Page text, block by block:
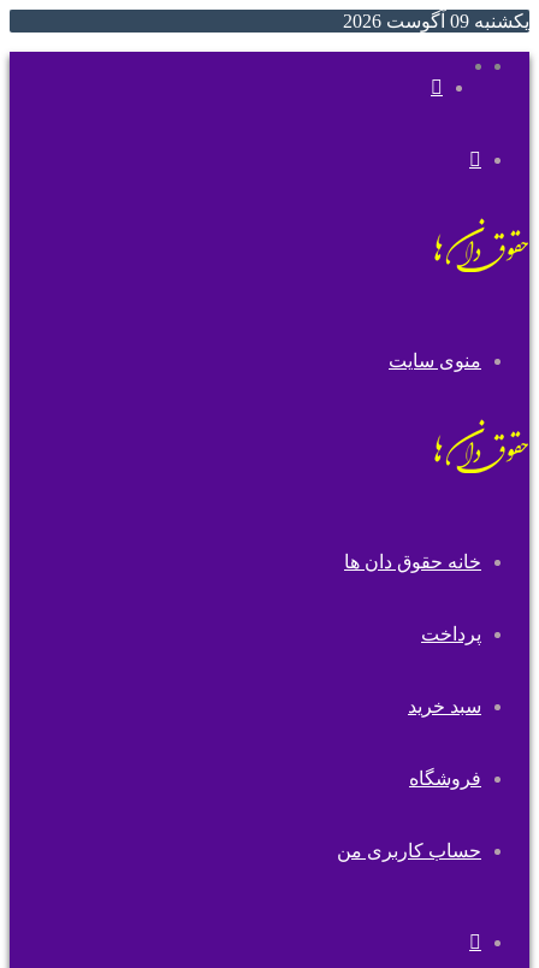
یکشنبه 09 آگوست 2026
پوسته
منوی سایت
خانه حقوق دان ها
پرداخت
سبد خرید
فروشگاه
حساب کاربری من